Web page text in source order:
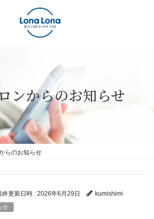
ンからのお知らせ
らのお知らせ
終更新日時 : 2026年6月29日 kumishimi
せ